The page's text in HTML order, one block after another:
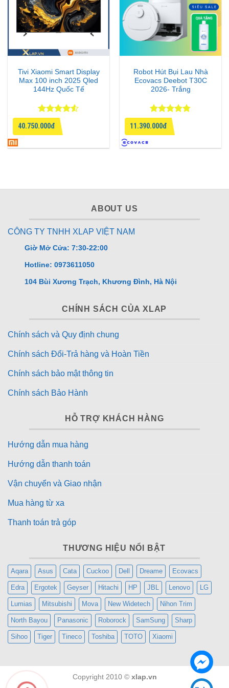
thống leo dốc cơ khí 4 bánh TruePass
nhà. Khi gặp chướng ngại vật cao, robot tự động kích
hoạthai bánh xe phụ trợ
giúp tăng khả năng vượt ngưỡng lên đến
được kích hoạt ngay khi tiếp xúc, đảm bảo quá trình
nào. Nhờ đó, robot luôn duy trì việc làm sạch liền
mạch và không bị gián đoạn.
Triple Lift – Phân tách khô ướt chính xác,
Hệ thốngTriple Liftmới trên DEEBOT X11 cho phép
robot thích ứng linh hoạt với từng loại sàn và tình
Gặp thảm
: Con lăn được nâng cao để tránh làm
Tivi Xiaomi Smart Display
Max 100 inch 2025 Qled
144Hz Quốc Tế
Được xếp
hạng
4.5
5 sao
40.750.000đ
Robot Hút Bụi Lau Nhà
Ecovacs Deebot T30C
2026- Trắng
Được xếp
hạng
4.75
5 sao
11.390.000đ
ABOUT US
CÔNG TY TNHH XLAP VIỆT NAM
Giờ Mở Cửa: 7:30-22:00
Hotline: 0973611050
104 Bùi Xương Trạch, Khương Đình, Hà Nội
CHÍNH SÁCH CỦA XLAP
Chính sách và Quy định chung
Chính sách Đổi-Trả hàng và Hoàn Tiền
Chính sách bảo mật thông tin
Chính sách Bảo Hành
HỖ TRỢ KHÁCH HÀNG
Hướng dẫn mua hàng
Hướng dẫn thanh toán
Vận chuyển và Giao nhận
Mua hàng từ xa
Thanh toán trả góp
THƯƠNG HIỆU NỔI BẬT
Aqara Asus Cata Cuckoo Dell Dreame Ecovacs
Edra Ergotek Geyser Hitachi HP JBL Lenovo LG
Lumias Mitsubishi Mova New Widetech Nihon Trim
North Bayou Panasonic Roborock SamSung Sharp
Sihoo Tiger Tineco Toshiba TOTO Xiaomi
Copyright 2010 © xlap.vn